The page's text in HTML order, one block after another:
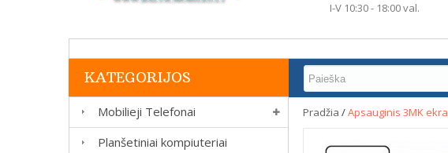
I-V 10:30 - 18:00 val.
KATEGORIJOS
Mobilieji Telefonai
Planšetiniai kompiuteriai
Pradžia /Apsauginis 3MK